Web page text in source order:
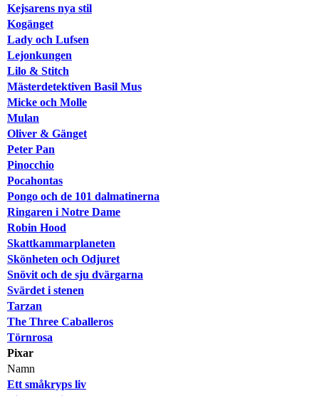
Kejsarens nya stil
Kogänget
Lady och Lufsen
Lejonkungen
Lilo & Stitch
Mästerdetektiven Basil Mus
Micke och Molle
Mulan
Oliver & Gänget
Peter Pan
Pinocchio
Pocahontas
Pongo och de 101 dalmatinerna
Ringaren i Notre Dame
Robin Hood
Skattkammarplaneten
Skönheten och Odjuret
Snövit och de sju dvärgarna
Svärdet i stenen
Tarzan
The Three Caballeros
Törnrosa
Pixar
Namn
Ett småkryps liv